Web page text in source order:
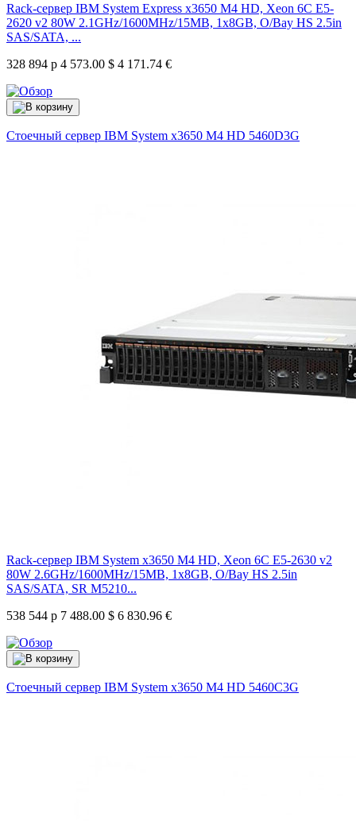
Rack-сервер IBM System Express x3650 M4 HD, Xeon 6C E5-
2620 v2 80W 2.1GHz/1600MHz/15MB, 1x8GB, O/Bay HS 2.5in
SAS/SATA, ...
328 894 р 4 573.00 $ 4 171.74 €
Стоечный сервер IBM System x3650 M4 HD 5460D3G
Rack-сервер IBM System x3650 M4 HD, Xeon 6C E5-2630 v2
80W 2.6GHz/1600MHz/15MB, 1x8GB, O/Bay HS 2.5in
SAS/SATA, SR M5210...
538 544 р 7 488.00 $ 6 830.96 €
Стоечный сервер IBM System x3650 M4 HD 5460C3G